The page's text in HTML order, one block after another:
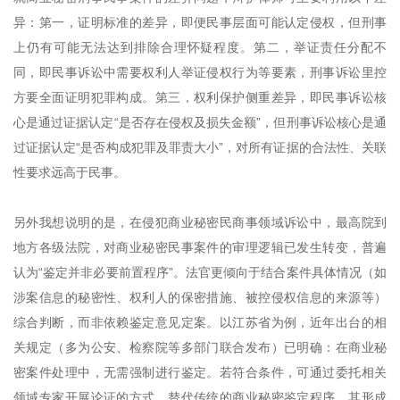
异：第一，证明标准的差异，即便民事层面可能认定侵权，但刑事
上仍有可能无法达到排除合理怀疑程度。第二，举证责任分配不
同，即民事诉讼中需要权利人举证侵权行为等要素，刑事诉讼里控
方要全面证明犯罪构成。第三，权利保护侧重差异，即民事诉讼核
心是通过证据认定“是否存在侵权及损失金额”，但刑事诉讼核心是通
过证据认定“是否构成犯罪及罪责大小”，对所有证据的合法性、关联
性要求远高于民事。
另外我想说明的是，在侵犯商业秘密民商事领域诉讼中，最高院到
地方各级法院，对商业秘密民事案件的审理逻辑已发生转变，普遍
认为“鉴定并非必要前置程序”。法官更倾向于结合案件具体情况（如
涉案信息的秘密性、权利人的保密措施、被控侵权信息的来源等）
综合判断，而非依赖鉴定意见定案。以江苏省为例，近年出台的相
关规定（多为公安、检察院等多部门联合发布）已明确：在商业秘
密案件处理中，无需强制进行鉴定。若符合条件，可通过委托相关